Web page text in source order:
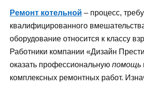
Ремонт котельной – процесс,
квалифицированного
оборудование относится к классу
Работники компании «Дизайн
оказать профессиональную помощь
комплексных ремонтных работ.